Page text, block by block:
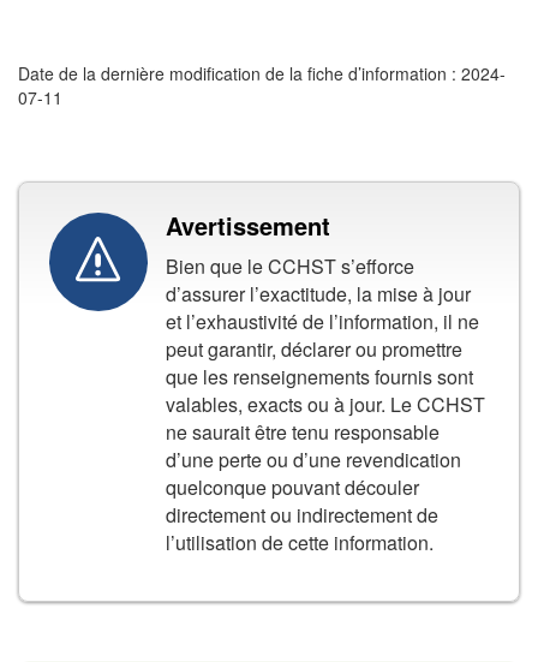
Date de la dernière modification de la fiche d’information : 2024-
07-11
Avertissement
Bien que le CCHST s’efforce
d’assurer l’exactitude, la mise à jour
et l’exhaustivité de l’information, il ne
peut garantir, déclarer ou promettre
que les renseignements fournis sont
valables, exacts ou à jour. Le CCHST
ne saurait être tenu responsable
d’une perte ou d’une revendication
quelconque pouvant découler
directement ou indirectement de
l’utilisation de cette information.